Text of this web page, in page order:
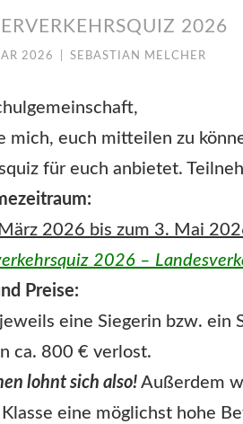
2026
2026 SEBASTIAN MELCHER
mich, euch mitteilen zu
für euch anbietet.
2026 bis zum 3. Mai
2026 –
Preise:
eine Siegerin bzw.
ca. 800 € verlost.
lohnt sich also! Außerdem
eine möglichst hohe